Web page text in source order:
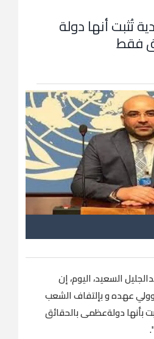
تُثبت أنها دولة
فقط
السعيد، اليوم، إن
عهده و بإلتفاف الشعب
بأنها دولةعظمى بالحقائق